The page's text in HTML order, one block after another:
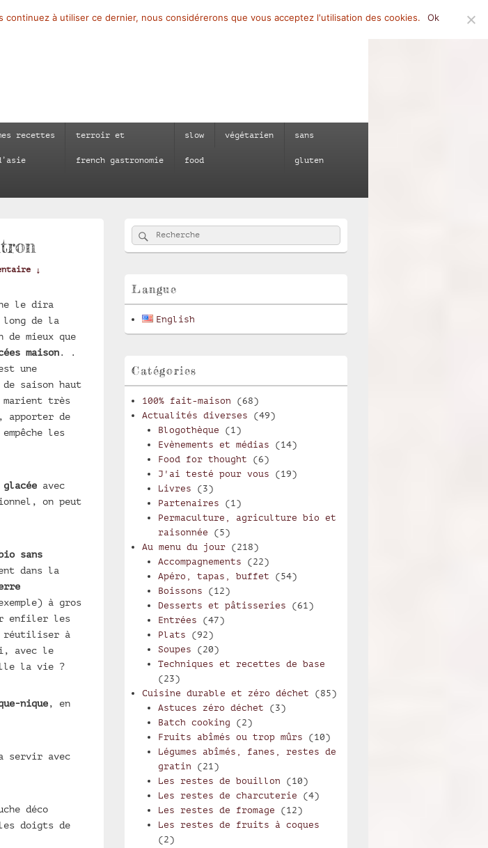
recettes terroir et
french gastronomie
slow
food
végétarien sans
gluten
↓
le dira
long de la
mieux que
maison. .
une
saison haut
marient très
apporter de
les
avec
on peut
sans
dans la
à gros
enfiler les
réutiliser à
avec le
la vie ?
nique, en
servir avec
déco
doigts de
Zone
principale
de
Recherche :
Rechercher
Langue
English
Catégories
100% fait-maison (68)
Actualités diverses (49)
Blogothèque (1)
Evènements et médias (14)
Food for thought (6)
J'ai testé pour vous (19)
Livres (3)
Partenaires (1)
Permaculture, agriculture bio et
raisonnée (5)
Au menu du jour (218)
Accompagnements (22)
Apéro, tapas, buffet (54)
Boissons (12)
Desserts et pâtisseries (61)
Entrées (47)
Plats (92)
Soupes (20)
Techniques et recettes de base
(23)
Cuisine durable et zéro déchet (85)
Astuces zéro déchet (3)
Batch cooking (2)
Fruits abîmés ou trop mûrs (10)
Légumes abîmés, fanes, restes de
gratin (21)
Les restes de bouillon (10)
Les restes de charcuterie (4)
Les restes de fromage (12)
Les restes de fruits à coques
(2)
à utiliser ce dernier, nous considérerons que vous acceptez l'utilisation des cookies. Ok